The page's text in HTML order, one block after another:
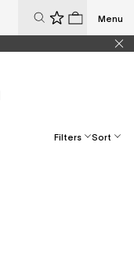
0 0
Menu
Filters Sort